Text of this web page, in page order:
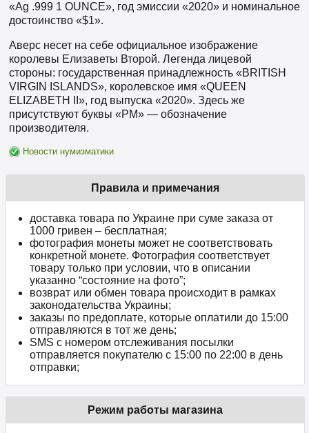
«Ag .999 1 OUNCE», год эмиссии «2020» и номинальное
достоинство «$1».
Аверс несет на себе официальное изображение
королевы Елизаветы Второй. Легенда лицевой
стороны: государственная принадлежность «BRITISH
VIRGIN ISLANDS», королевское имя «QUEEN
ELIZABETH II», год выпуска «2020». Здесь же
присутствуют буквы «PM» — обозначение
производителя.
Новости нумизматики
Правила и примечания
доставка товара по Украине при суме заказа от
1000 гривен – бесплатная;
фотография монеты может не соответствовать
конкретной монете. Фотография соответствует
товару только при условии, что в описании
указанно “состояние на фото”;
возврат или обмен товара происходит в рамках
законодательства Украины;
заказы по предоплате, которые оплатили до 15:00
отправляются в тот же день;
SMS с номером отслеживания посылки
отправляется покупателю с 15:00 по 22:00 в день
отправки;
Режим работы магазина